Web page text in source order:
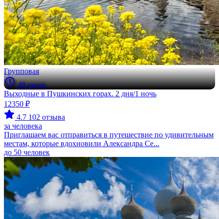
Групповая
48 часов
Выходные в Пушкинских горах. 2 дня/1 ночь
12350 ₽
4.7 102 отзыва
за человека
Приглашаем вас отправиться в путешествие по удивительным
местам, которые вдохновили Александра Се...
до 50 человек